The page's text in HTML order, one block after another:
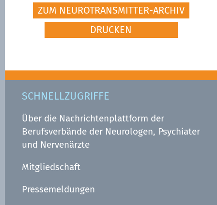
ZUM NEUROTRANSMITTER-ARCHIV
DRUCKEN
SCHNELLZUGRIFFE
Über die Nachrichtenplattform der
Berufsverbände der Neurologen, Psychiater
und Nervenärzte
Mitgliedschaft
Pressemeldungen